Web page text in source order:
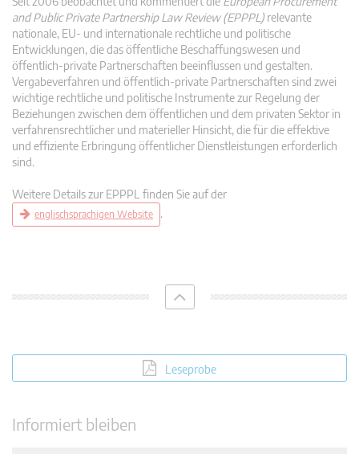
and Public Private Partnership Law Review (EPPPL) relevante
nationale, EU- und internationale rechtliche und politische
Entwicklungen, die das öffentliche Beschaffungswesen und
öffentlich-private Partnerschaften beeinflussen und gestalten.
Vergabeverfahren und öffentlich-private Partnerschaften sind zwei
wichtige rechtliche und politische Instrumente zur Regelung der
Beziehungen zwischen dem öffentlichen und dem privaten Sektor in
verfahrensrechtlicher und materieller Hinsicht, die für die effektive
und effiziente Erbringung öffentlicher Dienstleistungen erforderlich
sind.
Weitere Details zur EPPPL finden Sie auf der
englischsprachigen Website .
Leseprobe
Informiert bleiben